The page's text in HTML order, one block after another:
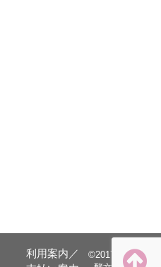
利用案内／
©️2017 日本発